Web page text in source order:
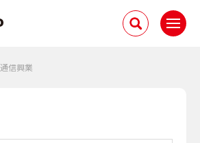
通信興業